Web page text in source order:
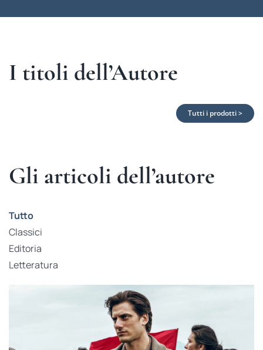
I titoli dell’Autore
Tutti i prodotti >
Gli articoli dell’autore
Tutto
Classici
Editoria
Letteratura